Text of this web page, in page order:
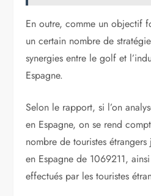
En outre, comme un objectif
un certain nombre de
synergies entre le golf et
Espagne.
Selon le rapport, si l’on
en Espagne, on se rend
nombre de touristes
en Espagne de 1069211,
effectués par les touristes